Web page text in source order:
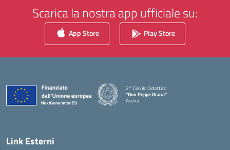
Scarica la nostra app ufficiale su:
App Store Play Store
2° Circolo Didattico
"Don Peppe Diana"
Acerra
Link Esterni